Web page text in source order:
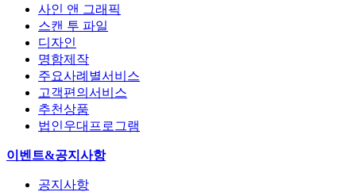
사인 앤 그래픽
스캔 투 파일
디자인
명함제작
주요사례별서비스
고객편의서비스
추천상품
법인우대프로그램
이벤트&공지사항
공지사항